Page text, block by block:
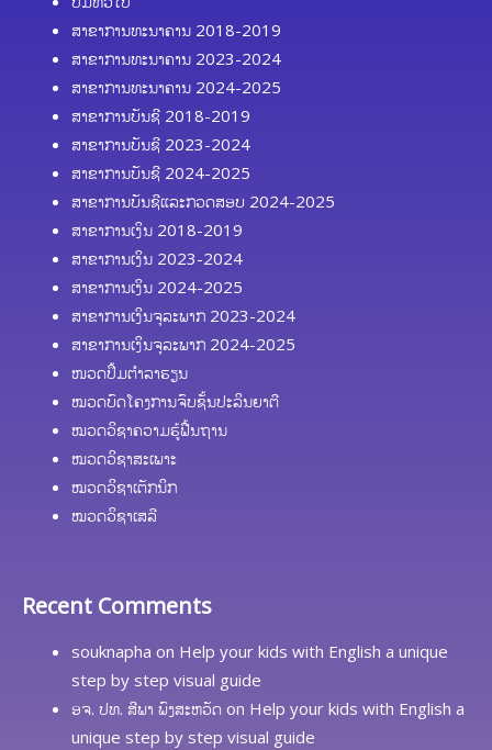
ສາຂາການທະນາຄານ 2018-2019
ສາຂາການທະນາຄານ 2023-2024
ສາຂາການທະນາຄານ 2024-2025
ສາຂາການບັນຊີ 2018-2019
ສາຂາການບັນຊີ 2023-2024
ສາຂາການບັນຊີ 2024-2025
ສາຂາການບັນຊີແລະກວດສອບ 2024-2025
ສາຂາການເງິນ 2018-2019
ສາຂາການເງິນ 2023-2024
ສາຂາການເງິນ 2024-2025
ສາຂາການເງິນຈຸລະພາກ 2023-2024
ສາຂາການເງິນຈຸລະພາກ 2024-2025
ໜວດປຶ້ມຕຳລາຮຽນ
ໝວດບົດໂຄງການຈົບຊັ້ນປະລິນຍາຕີ
ໝວດວິຊາຄວາມຮູ້ຟື້ນຖານ
ໝວດວິຊາສະເພາະ
ໝວດວິຊາເຕັກນິກ
ໝວດວິຊາເສລີ
Recent Comments
souknapha on Help your kids with English a unique
step by step visual guide
ອຈ. ປທ. ສີພາ ພົງສະຫວັດ on Help your kids with English a
unique step by step visual guide